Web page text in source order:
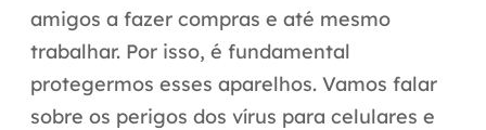
AI Day
Transformar dados em decisão
amigos a fazer compras e até mesmo
trabalhar. Por isso, é fundamental
protegermos esses aparelhos. Vamos falar
sobre os perigos dos vírus para celulares e